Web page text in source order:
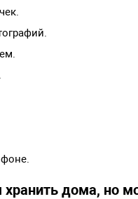
хранить дома, но